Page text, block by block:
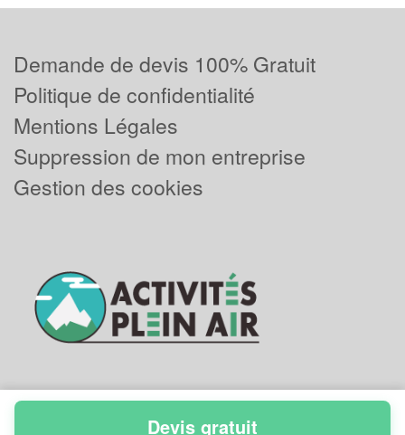
Demande de devis 100% Gratuit
Politique de confidentialité
Mentions Légales
Suppression de mon entreprise
Gestion des cookies
Devis gratuit